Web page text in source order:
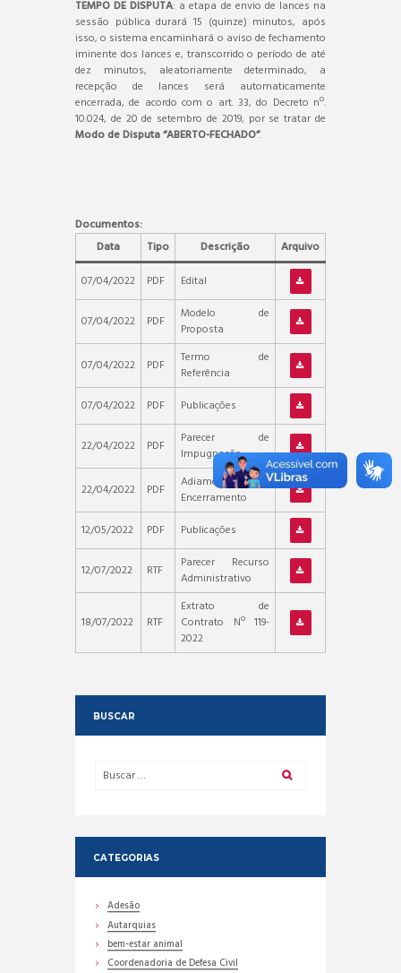
TEMPO DE DISPUTA: a etapa de envio de lances na
sessão pública durará 15 (quinze) minutos, após
isso, o sistema encaminhará o aviso de fechamento
iminente dos lances e, transcorrido o período de até
dez minutos, aleatoriamente determinado, a
recepção de lances será automaticamente
encerrada, de acordo com o art. 33, do Decreto nº.
10.024, de 20 de setembro de 2019, por se tratar de
Modo de Disputa “ABERTO-FECHADO”.
Documentos:
Data
Tipo Descrição
Arquivo
07/04/2022
PDF Edital
07/04/2022 PDF
Modelo de
Proposta
07/04/2022
PDF
Termo de
Referência
07/04/2022
PDF Publicações
22/04/2022 PDF
Parecer de
Impugnação
22/04/2022
PDF
Adiamento do
Encerramento
12/05/2022
PDF Publicações
12/07/2022 RTF
Parecer Recurso
Administrativo
18/07/2022 RTF
Extrato de
Contrato Nº 119-
2022
BUSCAR
CATEGORIAS
Adesão
Autarquias
bem-estar animal
Coordenadoria de Defesa Civil